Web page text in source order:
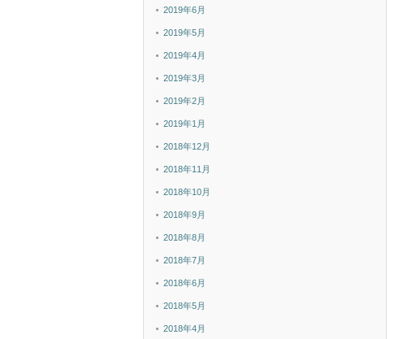
2019年6月
2019年5月
2019年4月
2019年3月
2019年2月
2019年1月
2018年12月
2018年11月
2018年10月
2018年9月
2018年8月
2018年7月
2018年6月
2018年5月
2018年4月